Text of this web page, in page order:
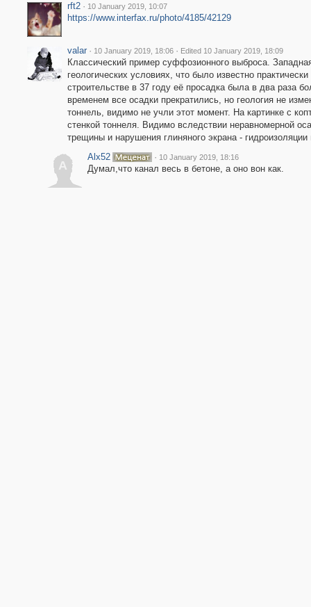
rft2 · 10 January 2019, 10:07
https://www.interfax.ru/photo/4185/42129
valar · 10 January 2019, 18:06 · Edited 10 January 2019, 18:09
Классический пример суффозионного выброса.
геологических условиях, что было известно
строительстве в 37 году её просадка была в два раза
временем все осадки прекратились, но геология не
тоннель, видимо не учли этот момент. На картинке с
стенкой тоннеля. Видимо вследствии неравномерной
трещины и нарушения глиняного экрана -
A
Alx52 · 10 January 2019, 18:16
Думал,что канал весь в бетоне, а оно вон как.